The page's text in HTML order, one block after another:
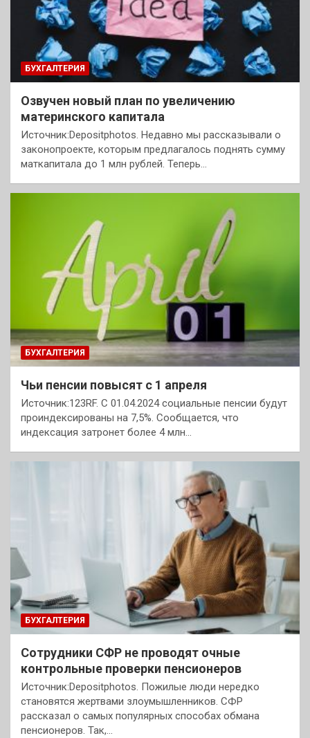
БУХГАЛТЕРИЯ
Озвучен новый план по увеличению
материнского капитала
Источник:Depositphotos. Недавно мы рассказывали о
законопроекте, которым предлагалось поднять сумму
маткапитала до 1 млн рублей. Теперь…
БУХГАЛТЕРИЯ
Чьи пенсии повысят с 1 апреля
Источник:123RF. С 01.04.2024 социальные пенсии будут
проиндексированы на 7,5%. Сообщается, что
индексация затронет более 4 млн…
БУХГАЛТЕРИЯ
Сотрудники СФР не проводят очные
контрольные проверки пенсионеров
Источник:Depositphotos. Пожилые люди нередко
становятся жертвами злоумышленников. СФР
рассказал о самых популярных способах обмана
пенсионеров. Так,…